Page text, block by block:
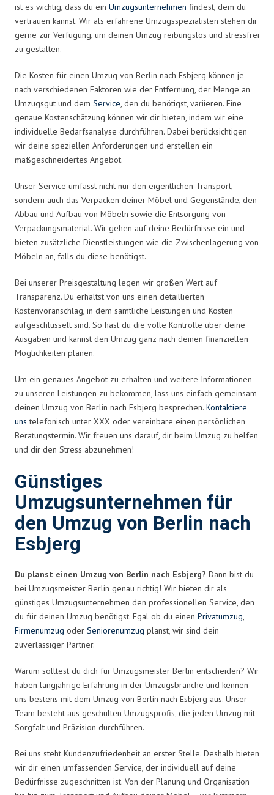
ist es wichtig, dass du ein Umzugsunternehmen findest, dem du
vertrauen kannst. Wir als erfahrene Umzugsspezialisten stehen dir
gerne zur Verfügung, um deinen Umzug reibungslos und stressfrei
zu gestalten.
Die Kosten für einen Umzug von Berlin nach Esbjerg können je
nach verschiedenen Faktoren wie der Entfernung, der Menge an
Umzugsgut und dem Service, den du benötigst, variieren. Eine
genaue Kostenschätzung können wir dir bieten, indem wir eine
individuelle Bedarfsanalyse durchführen. Dabei berücksichtigen
wir deine speziellen Anforderungen und erstellen ein
maßgeschneidertes Angebot.
Unser Service umfasst nicht nur den eigentlichen Transport,
sondern auch das Verpacken deiner Möbel und Gegenstände, den
Abbau und Aufbau von Möbeln sowie die Entsorgung von
Verpackungsmaterial. Wir gehen auf deine Bedürfnisse ein und
bieten zusätzliche Dienstleistungen wie die Zwischenlagerung von
Möbeln an, falls du diese benötigst.
Bei unserer Preisgestaltung legen wir großen Wert auf
Transparenz. Du erhältst von uns einen detaillierten
Kostenvoranschlag, in dem sämtliche Leistungen und Kosten
aufgeschlüsselt sind. So hast du die volle Kontrolle über deine
Ausgaben und kannst den Umzug ganz nach deinen finanziellen
Möglichkeiten planen.
Um ein genaues Angebot zu erhalten und weitere Informationen
zu unseren Leistungen zu bekommen, lass uns einfach gemeinsam
deinen Umzug von Berlin nach Esbjerg besprechen. Kontaktiere
uns telefonisch unter XXX oder vereinbare einen persönlichen
Beratungstermin. Wir freuen uns darauf, dir beim Umzug zu helfen
und dir den Stress abzunehmen!
Günstiges
Umzugsunternehmen für
den Umzug von Berlin nach
Esbjerg
Du planst einen Umzug von Berlin nach Esbjerg? Dann bist du
bei Umzugsmeister Berlin genau richtig! Wir bieten dir als
günstiges Umzugsunternehmen den professionellen Service, den
du für deinen Umzug benötigst. Egal ob du einen Privatumzug,
Firmenumzug oder Seniorenumzug planst, wir sind dein
zuverlässiger Partner.
Warum solltest du dich für Umzugsmeister Berlin entscheiden? Wir
haben langjährige Erfahrung in der Umzugsbranche und kennen
uns bestens mit dem Umzug von Berlin nach Esbjerg aus. Unser
Team besteht aus geschulten Umzugsprofis, die jeden Umzug mit
Sorgfalt und Präzision durchführen.
Bei uns steht Kundenzufriedenheit an erster Stelle. Deshalb bieten
wir dir einen umfassenden Service, der individuell auf deine
Bedürfnisse zugeschnitten ist. Von der Planung und Organisation